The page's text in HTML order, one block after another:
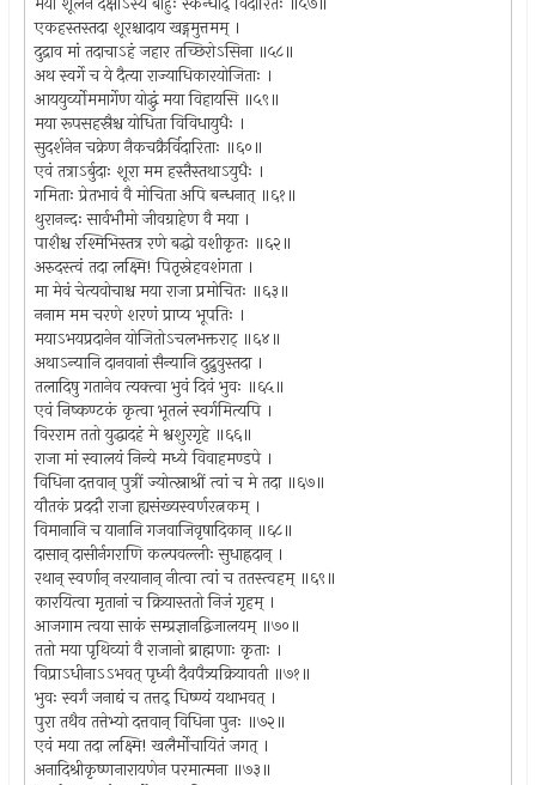
एकहस्तस्तदा शूरश्चादाय खड्गमुत्तमम् ।
दुद्राव मां तदाचाऽहं जहार तच्छिरोऽसिना ॥५८॥
अथ स्वर्गे च ये दैत्या राज्याधिकारयोजिताः ।
आययुर्व्योममार्गेण योद्धुं मया विहायसि ॥५९॥
मया रूपसहस्रैश्च योधिता विविधायुधैः ।
सुदर्शनेन चक्रेण नैकचक्रैर्विदारिताः ॥६०॥
एवं तत्राऽर्बुदाः शूरा मम हस्तैस्तथाऽयुधैः ।
गमिताः प्रेतभावं वै मोचिता अपि बन्धनात् ॥६१॥
थुरानन्दः सार्वभौमो जीवग्राहेण वै मया ।
पाशैश्च रश्मिभिस्तत्र रणे बद्धो वशीकृतः ॥६२॥
अरुदस्त्वं तदा लक्ष्मि! पितृस्नेहवशंगता ।
मा मेवं चेत्यवोचाश्च मया राजा प्रमोचितः ॥६३॥
ननाम मम चरणे शरणं प्राप्य भूपतिः ।
मयाऽभयप्रदानेन योजितोऽचलभक्तराट् ॥६४॥
अथाऽन्यानि दानवानां सैन्यानि दुद्रुवुस्तदा ।
तलादिषु गतानेव त्यक्त्वा भुवं दिवं भुवः ॥६५॥
एवं निष्कण्टकं कृत्वा भूतलं स्वर्गमित्यपि ।
विरराम ततो युद्धादहं मे श्वशुरगृहे ॥६६॥
राजा मां स्वालयं निन्ये मध्ये विवाहमण्डपे ।
विधिना दत्तवान् पुत्रीं ज्योत्स्नाश्रीं त्वां च मे तदा ॥६७॥
यौतकं प्रददौ राजा ह्यसंख्यस्वर्णरत्नकम् ।
विमानानि च यानानि गजवाजिवृषादिकान् ॥६८॥
दासान् दासीर्नगराणि कल्पवल्लीः सुधाह्रदान् ।
रथान् स्वर्णान् नरयानान् नीत्वा त्वां च ततस्त्वहम् ॥६९॥
कारयित्वा मृतानां च क्रियास्ततो निजं गृहम् ।
आजगाम त्वया साकं सम्प्रज्ञानद्विजालयम् ॥७०॥
ततो मया पृथिव्यां वै राजानो ब्राह्मणाः कृताः ।
विप्राऽधीनाऽऽभवत् पृध्वी दैवपैत्र्यक्रियावती ॥७१॥
भुवः स्वर्गं जनाद्यं च तत्तद् धिष्ण्यं यथाभवत् ।
पुरा तथैव तत्तेभ्यो दत्तवान् विधिना पुनः ॥७२॥
एवं मया तदा लक्ष्मि! खलैर्मोचायितं जगत् ।
अनादिश्रीकृष्णनारायणेन परमात्मना ॥७३॥